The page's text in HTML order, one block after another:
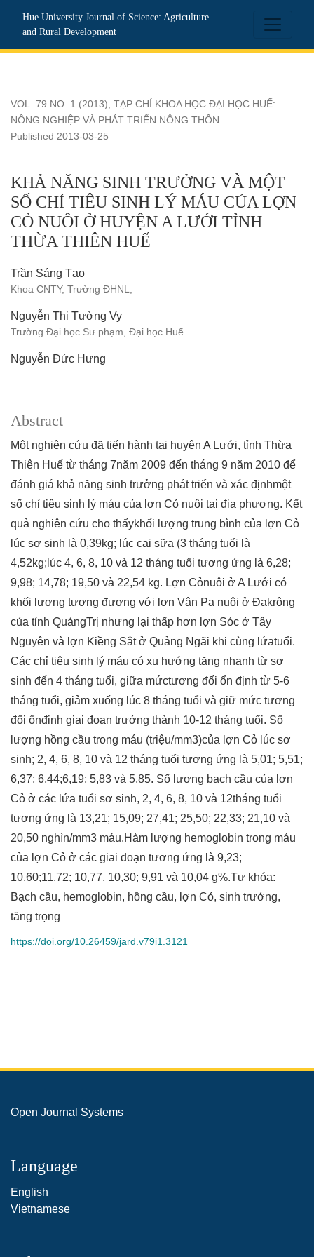
Hue University Journal of Science: Agriculture
and Rural Development
VOL. 79 NO. 1 (2013), TẠP CHÍ KHOA HỌC ĐẠI HỌC HUẾ:
NÔNG NGHIỆP VÀ PHÁT TRIỂN NÔNG THÔN
KHẢ NĂNG SINH TRƯỞNG VÀ MỘT
SỐ CHỈ TIÊU SINH LÝ MÁU CỦA LỢN
CỎ NUÔI Ở HUYỆN A LƯỚI TỈNH
THỪA THIÊN HUẾ
Published 2013-03-25
Trần Sáng Tạo
Khoa CNTY, Trường ĐHNL;
Nguyễn Thị Tường Vy
Trường Đại học Sư phạm, Đại học Huế
Nguyễn Đức Hưng
Abstract
Một nghiên cứu đã tiến hành tại huyện A Lưới, tỉnh Thừa
Thiên Huế từ tháng 7năm 2009 đến tháng 9 năm 2010 để
đánh giá khả năng sinh trưởng phát triển và xác địnhmột
số chỉ tiêu sinh lý máu của lợn Cỏ nuôi tại địa phương. Kết
quả nghiên cứu cho thấykhối lượng trung bình của lợn Cỏ
lúc sơ sinh là 0,39kg; lúc cai sữa (3 tháng tuổi là
4,52kg;lúc 4, 6, 8, 10 và 12 tháng tuổi tương ứng là 6,28;
9,98; 14,78; 19,50 và 22,54 kg. Lợn Cỏnuôi ở A Lưới có
khối lượng tương đương với lợn Vân Pa nuôi ở Đakrông
của tỉnh QuảngTrị nhưng lại thấp hơn lợn Sóc ở Tây
Nguyên và lợn Kiềng Sắt ở Quảng Ngãi khi cùng lứatuổi.
Các chỉ tiêu sinh lý máu có xu hướng tăng nhanh từ sơ
sinh đến 4 tháng tuổi, giữa mứctương đối ổn định từ 5-6
tháng tuổi, giảm xuống lúc 8 tháng tuổi và giữ mức tương
đối ổnđịnh giai đoạn trưởng thành 10-12 tháng tuổi. Số
lượng hồng cầu trong máu (triệu/mm3)của lợn Cỏ lúc sơ
sinh; 2, 4, 6, 8, 10 và 12 tháng tuổi tương ứng là 5,01; 5,51;
6,37; 6,44;6,19; 5,83 và 5,85. Số lượng bạch cầu của lợn
Cỏ ở các lứa tuổi sơ sinh, 2, 4, 6, 8, 10 và 12tháng tuổi
tương ứng là 13,21; 15,09; 27,41; 25,50; 22,33; 21,10 và
20,50 nghìn/mm3 máu.Hàm lượng hemoglobin trong máu
của lợn Cỏ ở các giai đoạn tương ứng là 9,23;
10,60;11,72; 10,77, 10,30; 9,91 và 10,04 g%.Tư khóa:
Bạch cầu, hemoglobin, hồng cầu, lợn Cỏ, sinh trưởng,
tăng trọng
https://doi.org/10.26459/jard.v79i1.3121
Open Journal Systems
Language
English
Vietnamese